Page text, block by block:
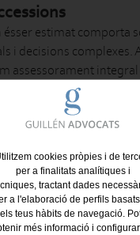
ésser estimat comporta
i decisions complexes.
assessorament integral
les famílies a
del patrimoni
d’actuació:
cookies pròpies i de
per a finalitats analítiques i
tractant dades
a l'elaboració de perfils
els teus hàbits de navegació.
més informació i